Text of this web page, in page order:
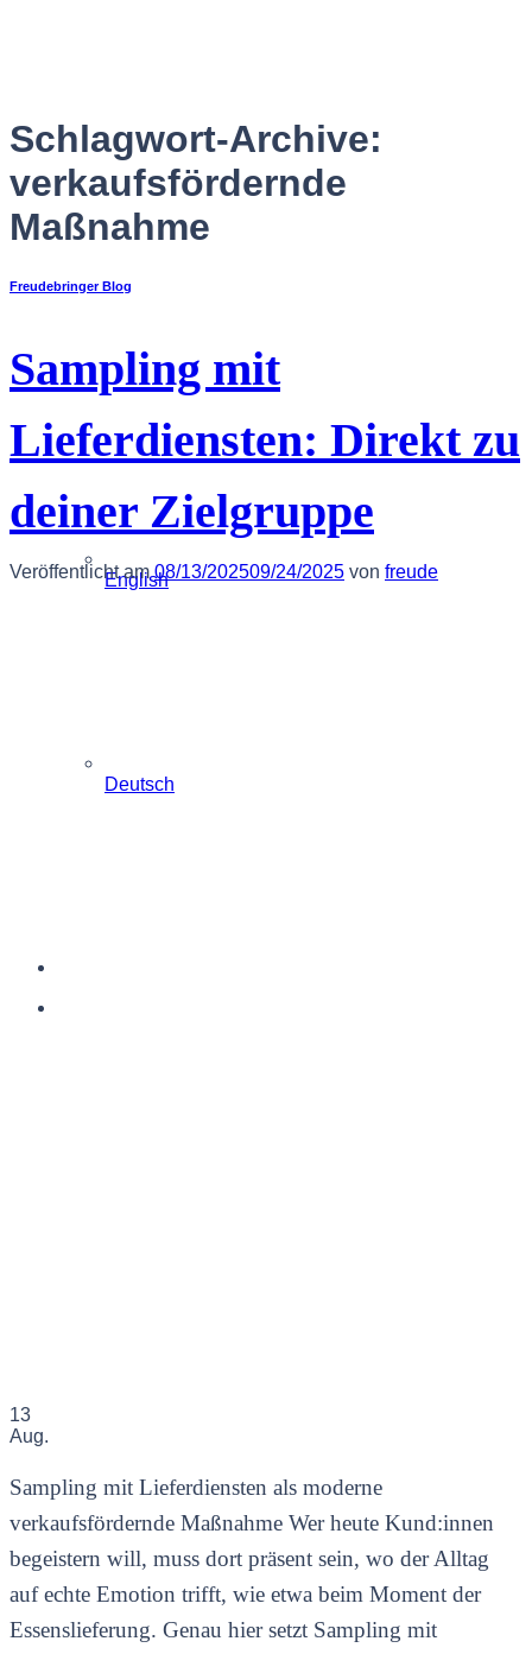
Deutsch
English
Deutsch
Schlagwort-Archive:
verkaufsfördernde
Maßnahme
Freudebringer Blog
Sampling mit
Lieferdiensten: Direkt zu
deiner Zielgruppe
Veröffentlicht am08/13/202509/24/2025 von freude
13
Aug.
Sampling mit Lieferdiensten als moderne
verkaufsfördernde Maßnahme Wer heute Kund:innen
begeistern will, muss dort präsent sein, wo der Alltag
auf echte Emotion trifft, wie etwa beim Moment der
Essenslieferung. Genau hier setzt Sampling mit